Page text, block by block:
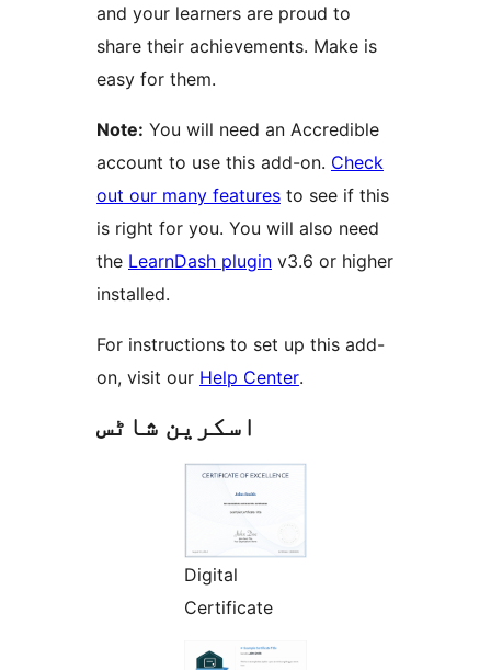
and your learners are proud to
share their achievements. Make is
easy for them.
Note: You will need an Accredible
account to use this add-on. Check
out our many features to see if this
is right for you. You will also need
the LearnDash plugin v3.6 or higher
installed.
For instructions to set up this add-
on, visit our Help Center.
اسکرین شاٹس
Digital
Certificate